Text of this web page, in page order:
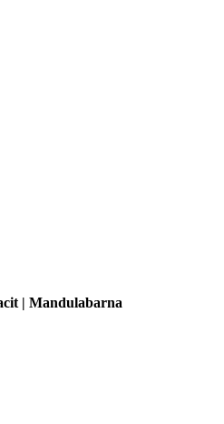
| Mandulabarna